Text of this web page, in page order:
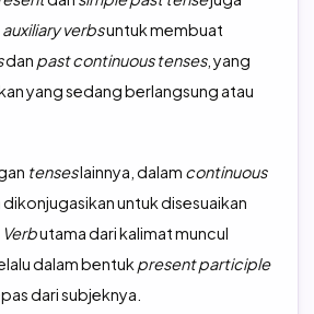
auxiliary verbsuntuk membuat
dan past continuous tenses, yang
yang sedang berlangsung atau
tenseslainnya, dalam continuous
dikonjugasikan untuk disesuaikan
Verbutama dari kalimat muncul
dalam bentuk present participle
dari subjeknya.